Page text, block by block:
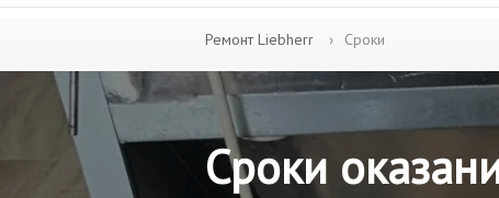
Ремонт Liebherr Сроки
Сроки